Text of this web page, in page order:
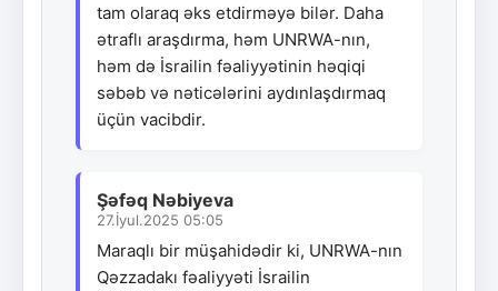
tam olaraq əks etdirməyə bilər. Daha
ətraflı araşdırma, həm UNRWA-nın,
həm də İsrailin fəaliyyətinin həqiqi
səbəb və nəticələrini aydınlaşdırmaq
üçün vacibdir.
Şəfəq Nəbiyeva
27.İyul.2025 05:05
Maraqlı bir müşahidədir ki, UNRWA-nın
Qəzzadakı fəaliyyəti İsrailin